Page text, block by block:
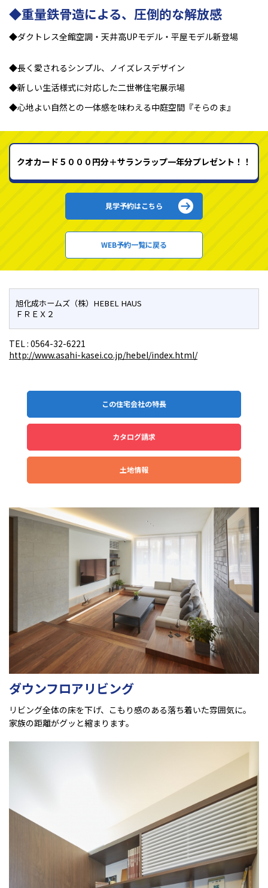
◆重量鉄骨造による、圧倒的な解放感
◆ダクトレス全館空調・天井高UPモデル・平屋モデル新登場
◆長く愛されるシンプル、ノイズレスデザイン
◆新しい生活様式に対応した二世帯住宅展示場
◆心地よい自然との一体感を味わえる中庭空間『そらのま』
クオカード５０００円分＋サランラップ一年分プレゼント！！
見学予約はこちら
WEB予約一覧に戻る
旭化成ホームズ（株）HEBEL HAUS
ＦＲＥＸ２
TEL : 0564-32-6221
http://www.asahi-kasei.co.jp/hebel/index.html/
この住宅会社の特長
カタログ請求
土地情報
ダウンフロアリビング
リビング全体の床を下げ、こもり感のある落ち着いた雰囲気に。
家族の距離がグッと縮まります。